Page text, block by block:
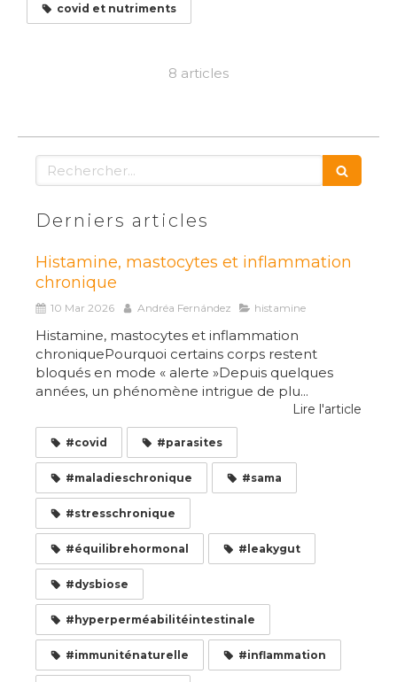
covid et nutriments
8 articles
Rechercher
Derniers articles
Histamine, mastocytes et inflammation
chronique
10 Mar 2026 Andréa Fernández histamine
Histamine, mastocytes et inflammation
chroniquePourquoi certains corps restent
bloqués en mode « alerte »Depuis quelques
années, un phénomène intrigue de plu...
Lire l'article
#covid #parasites
#maladieschronique #sama
#stresschronique
#équilibrehormonal #leakygut
#dysbiose
#hyperperméabilitéintestinale
#immuniténaturelle #inflammation